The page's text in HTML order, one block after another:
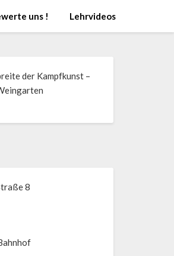
uns ! Lehrvideos
der Kampfkunst –
8